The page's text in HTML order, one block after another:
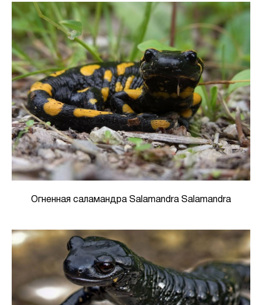
Огненная саламандра Salamandra Salamandra